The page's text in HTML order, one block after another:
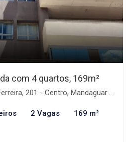
com 4 quartos, 169m²
201 - Centro, Mandaguari-PR
2 Vagas 169 m²